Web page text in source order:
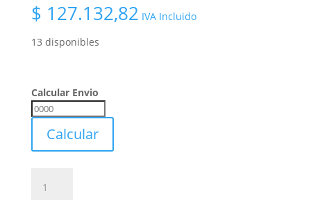
$ 127.132,82 IVA Incluido
13 disponibles
Calcular Envio
Calcular
Envio
Calcular
Bits